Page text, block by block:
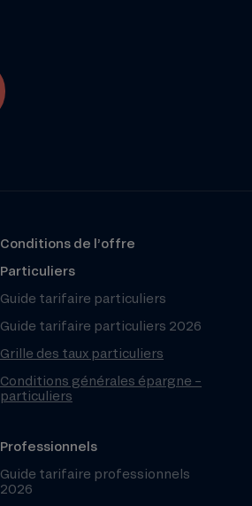
Conditions de l’offre
Particuliers
Guide tarifaire particuliers
Guide tarifaire particuliers 2026
Grille des taux particuliers
Conditions générales épargne –
particuliers
Professionnels
Guide tarifaire professionnels
2026